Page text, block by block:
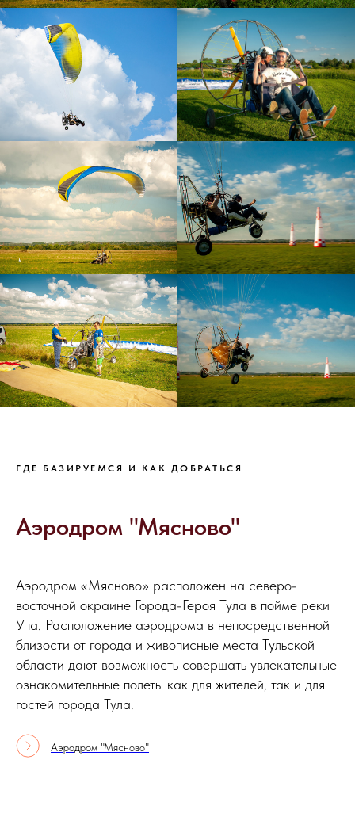
ГДЕ БАЗИРУЕМСЯ И КАК ДОБРАТЬСЯ
Аэродром "Мясново"
Аэродром «Мясново» расположен на северо-
восточной окраине Города-Героя Тула в пойме реки
Упа. Расположение аэродрома в непосредственной
близости от города и живописные места Тульской
области дают возможность совершать увлекательные
ознакомительные полеты как для жителей, так и для
гостей города Тула.
Аэродром "Мясново"